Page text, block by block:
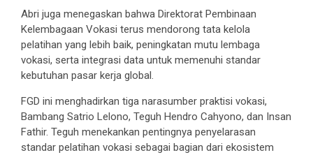
Abri juga menegaskan bahwa Direktorat Pembinaan
Kelembagaan Vokasi terus mendorong tata kelola
pelatihan yang lebih baik, peningkatan mutu lembaga
vokasi, serta integrasi data untuk memenuhi standar
kebutuhan pasar kerja global.
FGD ini menghadirkan tiga narasumber praktisi vokasi,
Bambang Satrio Lelono, Teguh Hendro Cahyono, dan Insan
Fathir. Teguh menekankan pentingnya penyelarasan
standar pelatihan vokasi sebagai bagian dari ekosistem